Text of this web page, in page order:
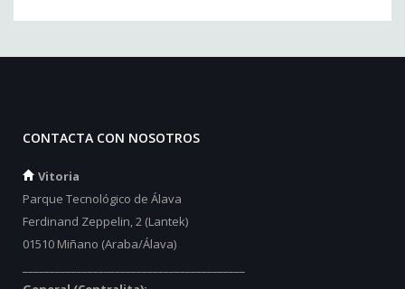
CONTACTA CON NOSOTROS
Vitoria
Parque Tecnológico de Álava
Ferdinand Zeppelin, 2 (Lantek)
01510 Miñano (Araba/Álava)